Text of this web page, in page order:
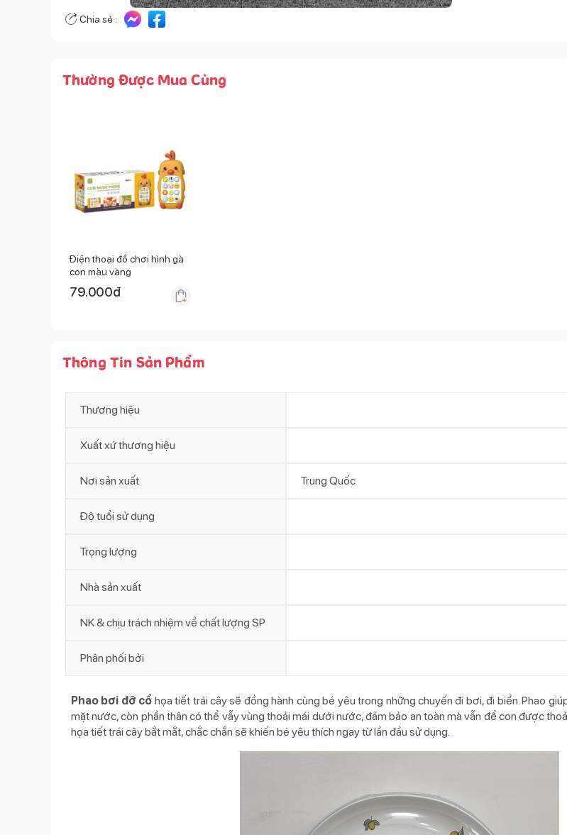
Chia sẻ :
Thường Được Mua Cùng
Điện thoại đồ chơi hình gà
con màu vàng
79.000đ
Thông Tin Sản Phẩm
Thương hiệu
Xuất xứ thương hiệu
Nơi sản xuất Trung Quốc
Độ tuổi sử dụng
Trọng lượng
Nhà sản xuất
NK & chịu trách nhiệm về chất lượng SP
Phân phối bởi
Phao bơi đỡ cổ họa tiết trái cây sẽ đồng hành cùng bé yêu trong những chuyến đi bơi, đi biển. Phao
mặt nước, còn phần thân có thể vẫy vùng thoải mái dưới nước, đảm bảo an toàn mà vẫn để con được
họa tiết trái cây bắt mắt, chắc chắn sẽ khiến bé yêu thích ngay từ lần đầu sử dụng.